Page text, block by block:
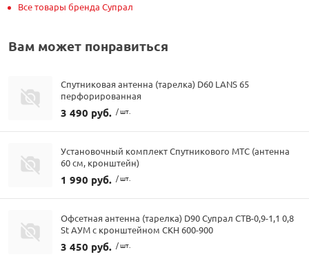
Все товары бренда Супрал
Вам может понравиться
Спутниковая антенна (тарелка) D60 LANS 65
перфорированная
3 490 руб. / шт.
Установочный комплект Спутникового МТС (антенна
60 см, кронштейн)
1 990 руб. / шт.
Офсетная антенна (тарелка) D90 Супрал СТВ-0,9-1,1 0,8
St АУМ с кронштейном СКН 600-900
3 450 руб. / шт.